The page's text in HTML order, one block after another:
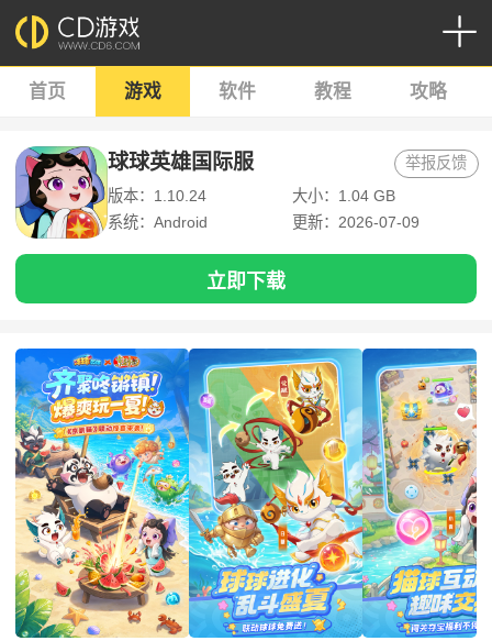
首页 游戏 软件 教程 攻略
球球英雄国际服
版本：1.10.24
大小：1.04 GB
系统：Android
更新：2026-07-09
举报反馈
立即下载